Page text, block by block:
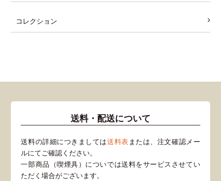
コレクション
送料・配送について
送料の詳細につきましては送料表または、注文確認メー
ルにてご確認ください。
一部商品（喫煙具）についでは送料をサービスさせてい
ただく場合がございます。